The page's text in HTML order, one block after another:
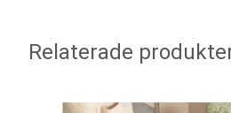
Relaterade